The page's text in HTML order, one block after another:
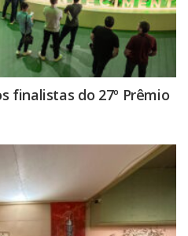
finalistas do 27º Prêmio